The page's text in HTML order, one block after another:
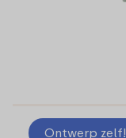
Ontwerp zelf!